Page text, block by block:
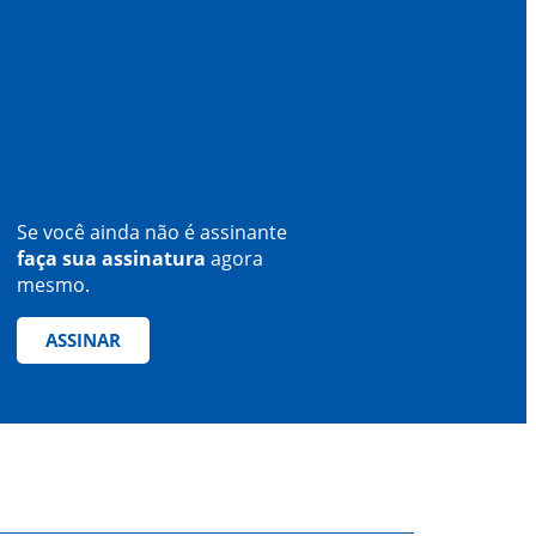
Se você ainda não é assinante
faça sua assinatura agora
mesmo.
ASSINAR